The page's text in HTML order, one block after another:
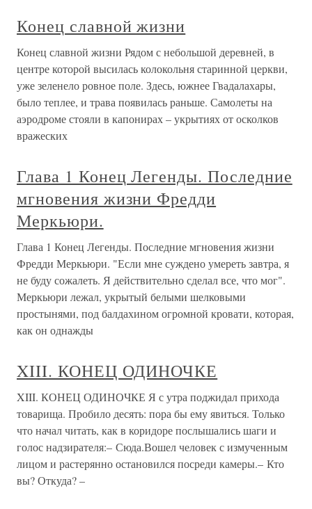
Конец славной жизни
Конец славной жизни Рядом с небольшой деревней, в
центре которой высилась колокольня старинной церкви,
уже зеленело ровное поле. Здесь, южнее Гвадалахары,
было теплее, и трава появилась раньше. Самолеты на
аэродроме стояли в капонирах – укрытиях от осколков
вражеских
Глава 1 Конец Легенды. Последние
мгновения жизни Фредди
Меркьюри.
Глава 1 Конец Легенды. Последние мгновения жизни
Фредди Меркьюри. "Если мне суждено умереть завтра, я
не буду сожалеть. Я действительно сделал все, что мог".
Меркьюри лежал, укрытый белыми шелковыми
простынями, под балдахином огромной кровати, которая,
как он однажды
XIII. КОНЕЦ ОДИНОЧКЕ
XIII. КОНЕЦ ОДИНОЧКЕ Я с утра поджидал прихода
товарища. Пробило десять: пора бы ему явиться. Только
что начал читать, как в коридоре послышались шаги и
голос надзирателя:– Сюда.Вошел человек с измученным
лицом и растерянно остановился посреди камеры.– Кто
вы? Откуда? –